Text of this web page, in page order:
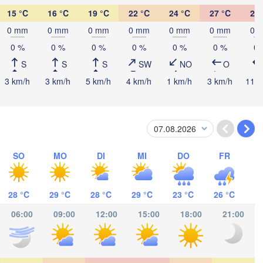
15 °C
0 mm
0 %
S
3 km/h
16 °C
0 mm
0 %
S
3 km/h
19 °C
0 mm
0 %
S
5 km/h
22 °C
0 mm
0 %
SW
4 km/h
24 °C
0 mm
0 %
NO
1 km/h
27 °C
0 mm
0 %
O
3 km/h
27
0
0
11
SO
28 °C
MO
29 °C
DI
28 °C
MI
29 °C
DO
23 °C
FR
26 °C
06:00 09:00 12:00 15:00 18:00 21:00
Panamá
San José
COSTA RICA